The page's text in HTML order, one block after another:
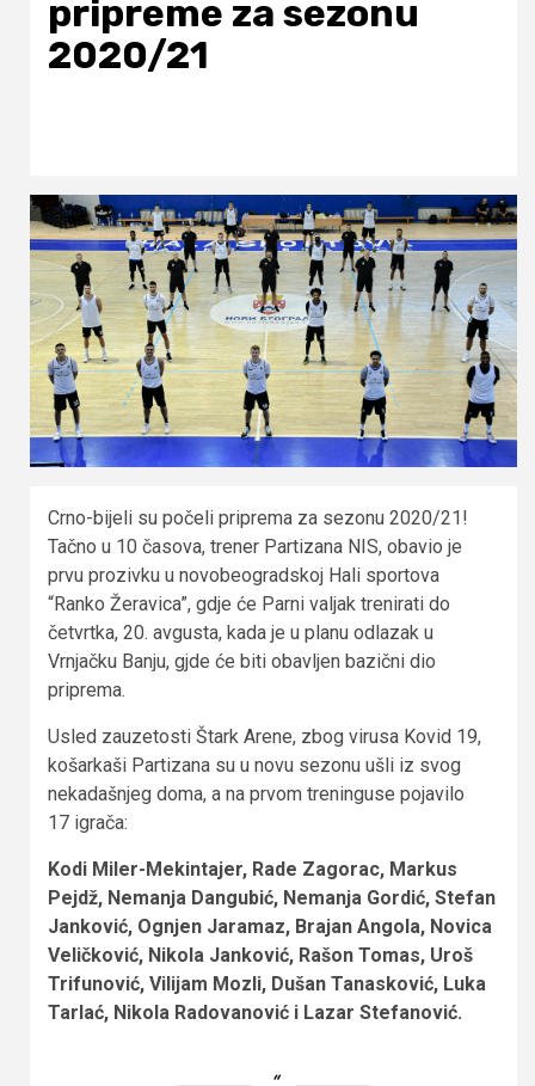
pripreme za sezonu
2020/21
Crno-bijeli su počeli priprema za sezonu 2020/21!
Tačno u 10 časova, trener Partizana NIS, obavio je
prvu prozivku u novobeogradskoj Hali sportova
“Ranko Žeravica”, gdje će Parni valjak trenirati do
četvrtka, 20. avgusta, kada je u planu odlazak u
Vrnjačku Banju, gjde će biti obavljen bazični dio
priprema.
Usled zauzetosti Štark Arene, zbog virusa Kovid 19,
košarkaši Partizana su u novu sezonu ušli iz svog
nekadašnjeg doma, a na prvom treninguse pojavilo
17 igrača:
Kodi Miler-Mekintajer, Rade Zagorac, Markus
Pejdž, Nemanja Dangubić, Nemanja Gordić, Stefan
Janković, Ognjen Jaramaz, Brajan Angola, Novica
Veličković, Nikola Janković, Rašon Tomas, Uroš
Trifunović, Vilijam Mozli, Dušan Tanasković, Luka
Tarlać, Nikola Radovanović i Lazar Stefanović.